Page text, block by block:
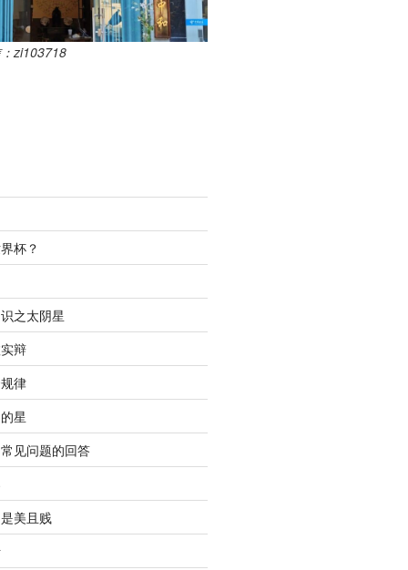
zi103718
杯？
之太阴星
辩
律
星
见问题的回答
美且贱